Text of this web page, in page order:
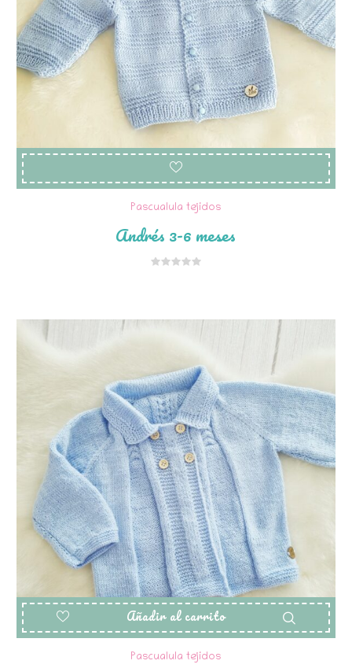
Pascualula tejidos
Andrés 3-6 meses
Añadir al carrito
Pascualula tejidos